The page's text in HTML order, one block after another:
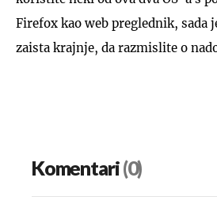
Firefox kao web preglednik, sada
zaista krajnje, da razmislite o
Komentari(0)